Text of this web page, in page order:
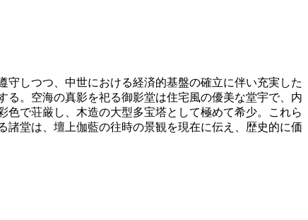
しつつ、中世における経済的基盤の確立に伴い充実した
。空海の真影を祀る御影堂は住宅風の優美な堂宇で、内
で荘厳し、木造の大型多宝塔として極めて希少。これら
堂は、壇上伽藍の往時の景観を現在に伝え、歴史的に価